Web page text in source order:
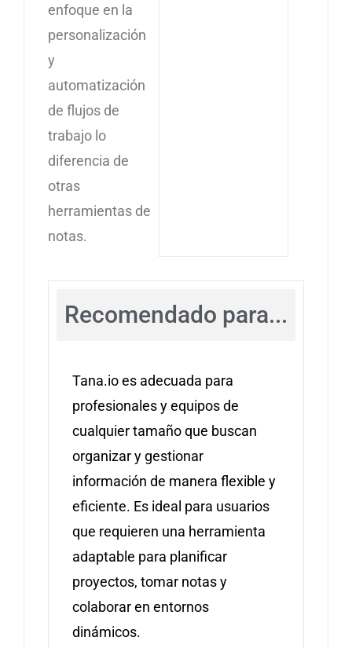
enfoque en la
personalización
y
automatización
de flujos de
trabajo lo
diferencia de
otras
herramientas de
notas.
Recomendado para...
Tana.io es adecuada para
profesionales y equipos de
cualquier tamaño que buscan
organizar y gestionar
información de manera flexible y
eficiente. Es ideal para usuarios
que requieren una herramienta
adaptable para planificar
proyectos, tomar notas y
colaborar en entornos
dinámicos.